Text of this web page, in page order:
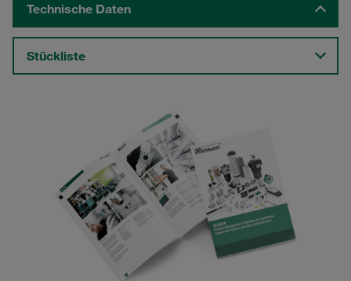
Technische Daten
Stückliste